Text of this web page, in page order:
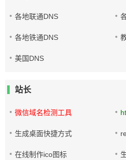
各地联通DNS
各地铁通DNS
美国DNS
站长
微信域名检测工具
生成桌面快捷方式
在线制作ico图标